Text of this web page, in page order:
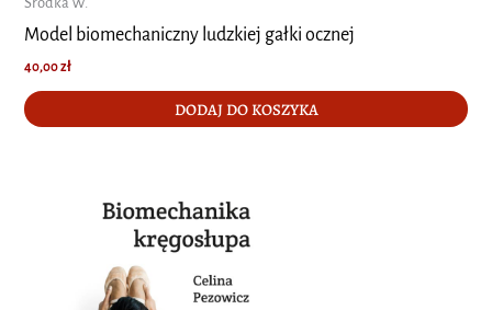
Model biomechaniczny ludzkiej gałki ocznej
40,00zł
DODAJ DO KOSZYKA